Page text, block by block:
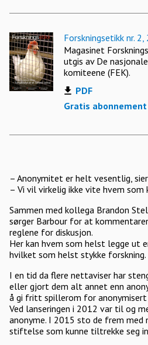
Forskningsetikk nr. 2,
Magasinet
utgis av De
komiteene (FEK).
PDF
Gratis
– Anonymitet er helt vesentlig,
– Vi vil virkelig ikke vite hvem som
Sammen med kollega Brandon
sørger Barbour for at
reglene for diskusjon.
Her kan hvem som helst legge ut
hvilket som helst stykke forskning.
I en tid da flere nettaviser har
eller gjort dem alt annet enn
å gi fritt spillerom for anonymisert
Ved lanseringen i 2012 var til og
anonyme. I 2015 sto de frem med
stiftelse som kunne tiltrekke seg